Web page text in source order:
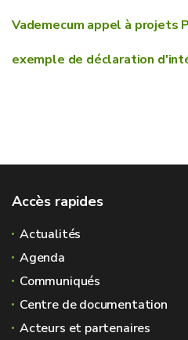
Vademecum appel à projets
exemple de déclaration
Accès rapides
Actualités
Agenda
Communiqués
Centre de documentation
Acteurs et partenaires